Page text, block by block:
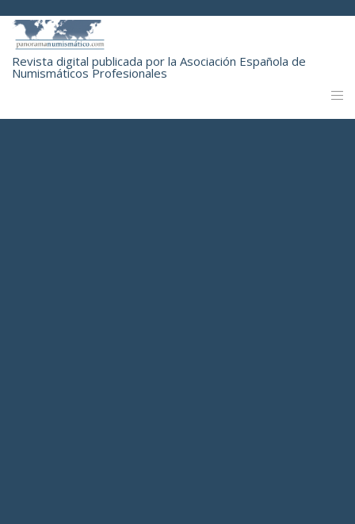
Revista digital publicada por la Asociación Española de
Numismáticos Profesionales